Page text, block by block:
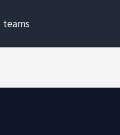
teams